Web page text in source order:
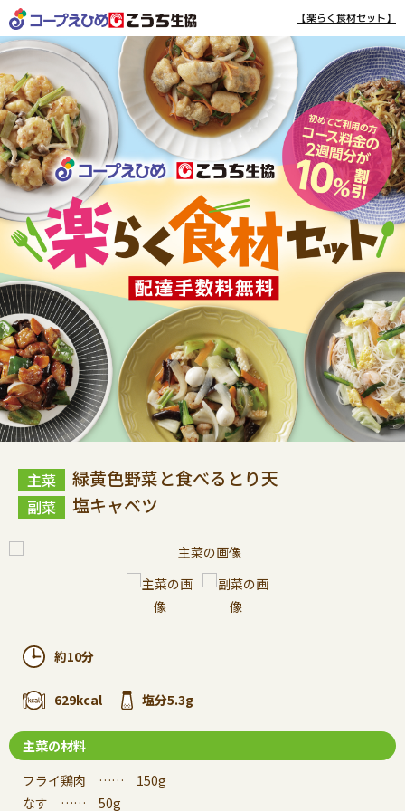
【楽らく食材セット】
緑黄色野菜と食べるとり天
塩キャベツ
約10分
629kcal 塩分5.3g
主菜の材料
フライ鶏肉 …… 150g
なす …… 50g